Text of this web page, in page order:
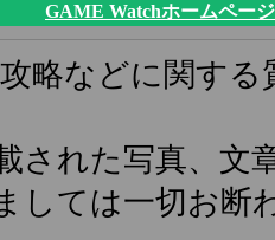
GAME Watchホームページ
略などに関する
された写真、文
しては一切お断